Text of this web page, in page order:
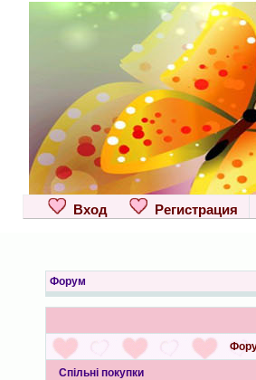
Вход Регистрация
Форум
Спільні покупки